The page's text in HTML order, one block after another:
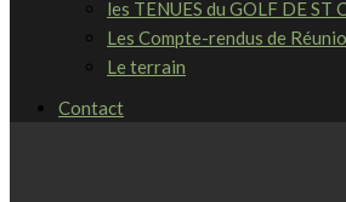
les TENUES du GOLF DE ST
Les Compte-rendus de
Le terrain
Contact